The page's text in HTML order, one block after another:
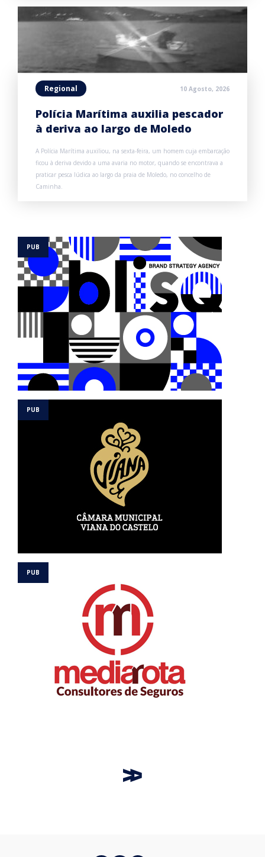
Regional 10 Agosto, 2026
Polícia Marítima auxilia pescador
à deriva ao largo de Moledo
A Polícia Marítima auxiliou, na sexta-feira, um homem cuja embarcação
ficou à deriva devido a uma avaria no motor, quando se encontrava a
praticar pesca lúdica ao largo da praia de Moledo, no concelho de
Caminha.